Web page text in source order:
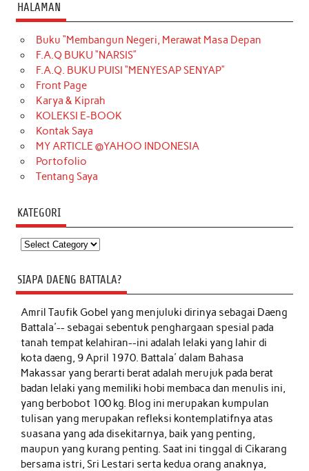
HALAMAN
Buku “Membangun Negeri, Merawat Masa Depan
F.A.Q BUKU “NARSIS”
F.A.Q. BUKU PUISI “MENYESAP SENYAP”
Front Page
Karya & Kiprah
KOLEKSI E-BOOK
Kontak Saya
MY ARTICLE @YAHOO INDONESIA
Portofolio
Tentang Saya
KATEGORI
Kategori
SIAPA DAENG BATTALA?
Amril Taufik Gobelyang menjuluki dirinya sebagai Daeng
Battala'-- sebagai sebentuk penghargaan spesial pada
tanah tempat kelahiran--ini adalah lelaki yang lahir di
kota daeng, 9 April 1970. Battala' dalam Bahasa
Makassar yang berarti berat adalah merujuk pada berat
badan lelaki yang memiliki hobi membaca dan menulis ini,
yang berbobot 100 kg. Blog ini merupakan kumpulan
tulisan yang merupakan refleksi kontemplatifnya atas
suasana yang ada disekitarnya, baik yang penting,
maupun yang kurang penting. Saat ini tinggal di Cikarang
bersama istri, Sri Lestari serta kedua orang anaknya,